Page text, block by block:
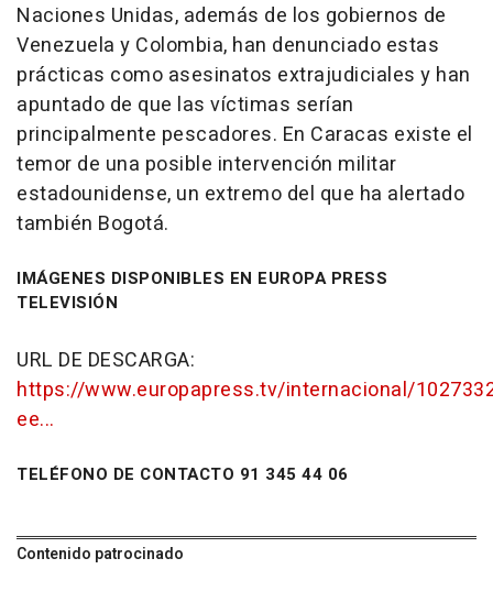
Naciones Unidas, además de los gobiernos de
Venezuela y Colombia, han denunciado estas
prácticas como asesinatos extrajudiciales y han
apuntado de que las víctimas serían
principalmente pescadores. En Caracas existe el
temor de una posible intervención militar
estadounidense, un extremo del que ha alertado
también Bogotá.
IMÁGENES DISPONIBLES EN EUROPA PRESS
TELEVISIÓN
URL DE DESCARGA:
https://www.europapress.tv/internacional/
ee...
TELÉFONO DE CONTACTO 91 345 44 06
Contenido patrocinado